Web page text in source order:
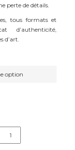
perte de détails.
tous formats et
d’authenticité,
d’art.